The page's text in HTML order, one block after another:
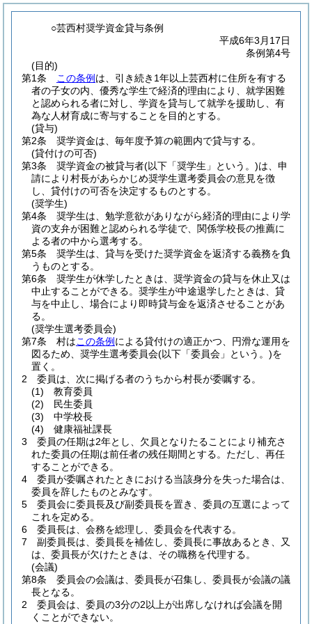
○芸西村奨学資金貸与条例
平成6年3月17日
条例第4号
(目的)
第1条
この条例 は、引き続き1年以上芸西村に住所を有する
者の子女の内、優秀な学生で経済的理由により、就学困難
と認められる者に対し、学資を貸与して就学を援助し、有
為な人材育成に寄与することを目的とする。
(貸与)
第2条
奨学資金は、毎年度予算の範囲内で貸与する。
(貸付けの可否)
第3条
奨学資金の被貸与者(以下「奨学生」という。)は、申
請により村長があらかじめ奨学生選考委員会の意見を徴
し、貸付けの可否を決定するものとする。
(奨学生)
第4条
奨学生は、勉学意欲がありながら経済的理由により学
資の支弁が困難と認められる学徒で、関係学校長の推薦に
よる者の中から選考する。
第5条
奨学生は、貸与を受けた奨学資金を返済する義務を負
うものとする。
第6条
奨学生が休学したときは、奨学資金の貸与を休止又は
中止することができる。 奨学生が中途退学したときは、貸
与を中止し、場合により即時貸与金を返済させることがあ
る。
(奨学生選考委員会)
第7条
村はこの条例 による貸付けの適正かつ、円滑な運用を
図るため、奨学生選考委員会(以下「委員会」という。)を
置く。
2
委員は、次に掲げる者のうちから村長が委嘱する。
(1)
教育委員
(2)
民生委員
(3)
中学校長
(4)
健康福祉課長
3
委員の任期は2年とし、欠員となりたることにより補充さ
れた委員の任期は前任者の残任期間とする。 ただし、再任
することができる。
4
委員が委嘱されたときにおける当該身分を失った場合は、
委員を辞したものとみなす。
5
委員会に委員長及び副委員長を置き、委員の互選によって
これを定める。
6
委員長は、会務を総理し、委員会を代表する。
7
副委員長は、委員長を補佐し、委員長に事故あるとき、又
は、委員長が欠けたときは、その職務を代理する。
(会議)
第8条
委員会の会議は、委員長が召集し、委員長が会議の議
長となる。
2
委員会は、委員の3分の2以上が出席しなければ会議を開
くことができない。